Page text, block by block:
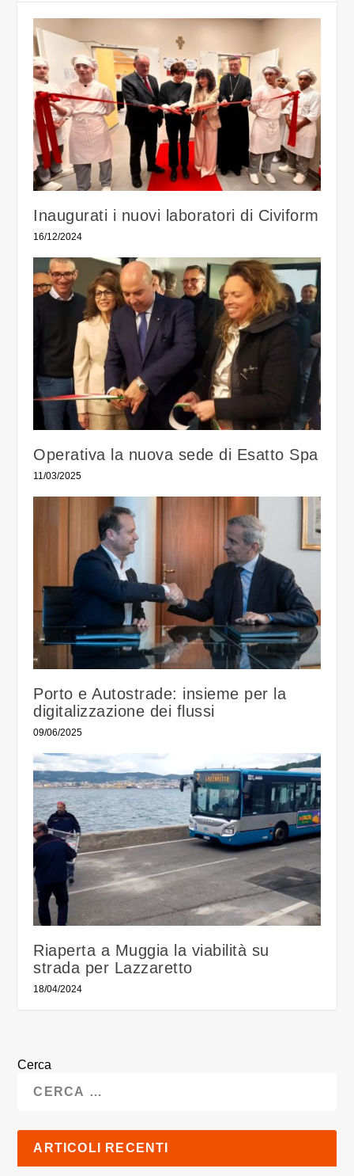
Inaugurati i nuovi laboratori di Civiform
16/12/2024
Operativa la nuova sede di Esatto Spa
11/03/2025
Porto e Autostrade: insieme per la
digitalizzazione dei flussi
09/06/2025
Riaperta a Muggia la viabilità su
strada per Lazzaretto
18/04/2024
Cerca
ARTICOLI RECENTI